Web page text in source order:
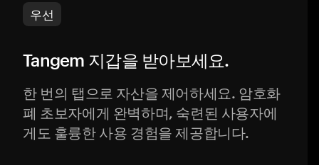
우선
Tangem 지갑을 받아보세요.
한 번의 탭으로 자산을 제어하세요. 암호화
폐 초보자에게 완벽하며, 숙련된 사용자에
게도 훌륭한 사용 경험을 제공합니다.